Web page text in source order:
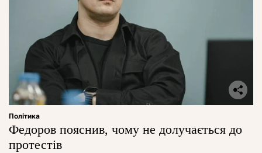
Політика
Федоров пояснив, чому не долучається до
протестів